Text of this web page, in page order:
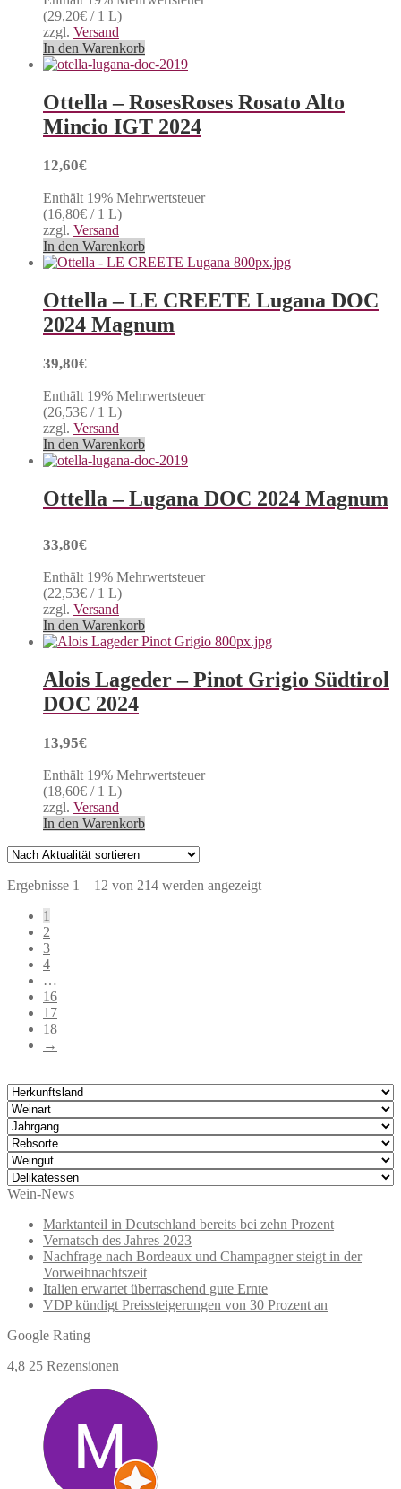
(29,20€ / 1 L)
zzgl. Versand
In den Warenkorb
Ottella – RosesRoses Rosato Alto
Mincio IGT 2024
12,60€
Enthält 19% Mehrwertsteuer
(16,80€ / 1 L)
zzgl. Versand
In den Warenkorb
Ottella – LE CREETE Lugana DOC
2024 Magnum
39,80€
Enthält 19% Mehrwertsteuer
(26,53€ / 1 L)
zzgl. Versand
In den Warenkorb
Ottella – Lugana DOC 2024 Magnum
33,80€
Enthält 19% Mehrwertsteuer
(22,53€ / 1 L)
zzgl. Versand
In den Warenkorb
Alois Lageder – Pinot Grigio Südtirol
DOC 2024
13,95€
Enthält 19% Mehrwertsteuer
(18,60€ / 1 L)
zzgl. Versand
In den Warenkorb
Ergebnisse 1 – 12 von 214 werden angezeigtNach
1
2
3
4
…
16
17
18
→
Wein-News
Marktanteil in Deutschland bereits bei zehn Prozent
Vernatsch des Jahres 2023
Nachfrage nach Bordeaux und Champagner steigt in der
Vorweihnachtszeit
Italien erwartet überraschend gute Ernte
VDP kündigt Preissteigerungen von 30 Prozent an
Google Rating
4,8 25 Rezensionen